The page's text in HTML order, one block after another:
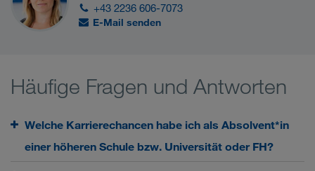
+43 2236 606-7073
E-Mail senden
Häufige Fragen und Antworten
Welche Karrierechancen habe ich als Absolvent*in
einer höheren Schule bzw. Universität oder FH?